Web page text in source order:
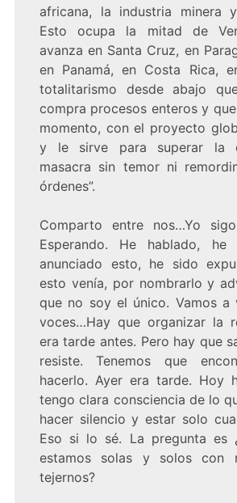
africana, la industria minera
Esto ocupa la mitad de
avanza en Santa Cruz, en
en Panamá, en Costa Rica,
totalitarismo desde abajo
compra procesos enteros y
momento, con el proyecto
y le sirve para superar la
masacra sin temor ni
órdenes”.
Comparto entre nos…Yo
Esperando. He hablado, he
anunciado esto, he sido
esto venía, por nombrarlo y
que no soy el único. Vamos a
voces…Hay que organizar la
era tarde antes. Pero hay que
resiste. Tenemos que
hacerlo. Ayer era tarde. Hoy
tengo clara consciencia de lo
hacer silencio y estar solo
Eso si lo sé. La pregunta es
estamos solas y solos con
tejernos?